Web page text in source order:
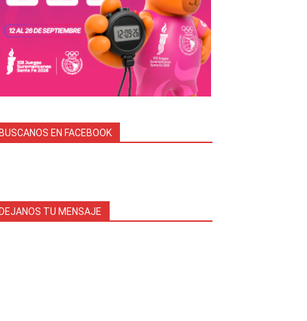
BUSCANOS EN FACEBOOK
DEJANOS TU MENSAJE